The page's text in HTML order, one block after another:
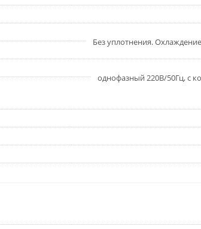
Без уплотнения.
однофазный 220В/50Гц, с